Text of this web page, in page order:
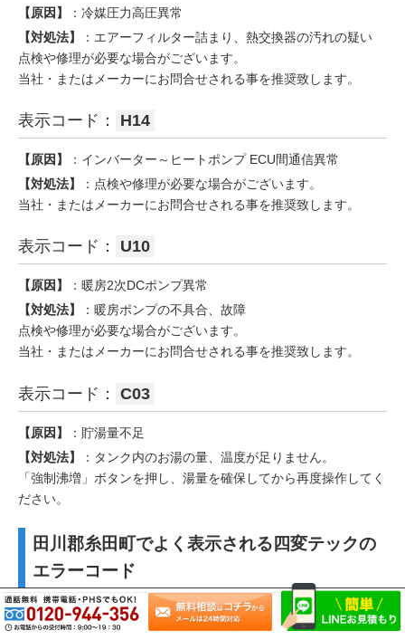
【原因】
：冷媒圧力高圧異常
【対処法】
：エアーフィルター詰まり、熱交換器の汚れの疑い
点検や修理が必要な場合がございます。
当社・またはメーカーにお問合せされる事を推奨致します。
表示コード： H14
【原因】
：インバーター～ヒートポンプ ECU間通信異常
【対処法】
：点検や修理が必要な場合がございます。
当社・またはメーカーにお問合せされる事を推奨致します。
表示コード： U10
【原因】
：暖房2次DCポンプ異常
【対処法】
：暖房ポンプの不具合、故障
点検や修理が必要な場合がございます。
当社・またはメーカーにお問合せされる事を推奨致します。
表示コード： C03
【原因】
：貯湯量不足
【対処法】
：タンク内のお湯の量、温度が足りません。
「強制沸増」ボタンを押し、湯量を確保してから再度操作してく
ださい。
田川郡糸田町でよく表示される四変テックの
エラーコード
表示コード： E05